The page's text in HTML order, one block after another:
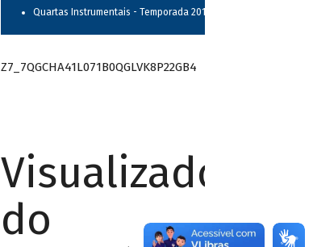
Quartas Instrumentais - Temporada 2017
Z7_7QGCHA41L071B0QGLVK8P22GB4
Visualizador
do